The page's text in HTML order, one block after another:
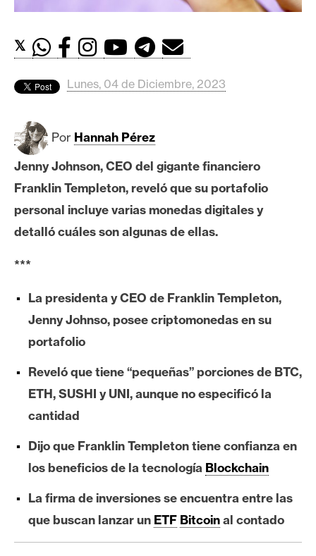
o
i
t
c
o
i
n
t
e
r
e
u
m
I
A
A
𝕏
Lunes, 04 de Diciembre, 2023
Por Hannah Pérez
Jenny Johnson, CEO del gigante financiero
Franklin Templeton, reveló que su portafolio
personal incluye varias monedas digitales y
detalló cuáles son algunas de ellas.
***
La presidenta y CEO de Franklin Templeton,
Jenny Johnso, posee criptomonedas en su
portafolio
Reveló que tiene “pequeñas” porciones de BTC,
ETH, SUSHI y UNI, aunque no especificó la
cantidad
Dijo que Franklin Templeton tiene confianza en
los beneficios de la tecnología Blockchain
La firma de inversiones se encuentra entre las
que buscan lanzar un ETF Bitcoinal contado